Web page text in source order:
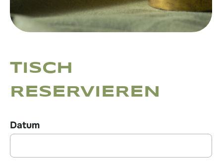
TISCH
RESERVIEREN
Datum